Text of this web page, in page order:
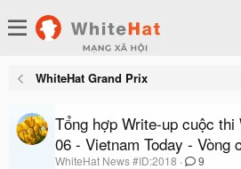
WhiteHat Grand Prix
Tổng hợp Write-up cuộc
06 - Vietnam Today - Vòng
WhiteHat News #ID:2018
9